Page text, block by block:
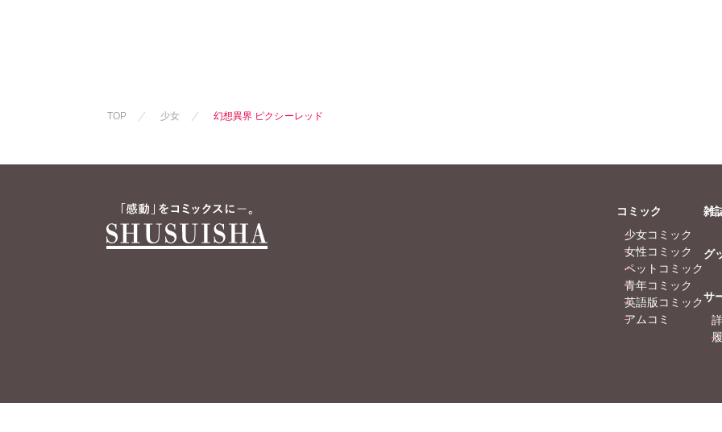
TOP 少女 幻想異界 ピクシーレッド
コミック
少女コミック
女性コミック
ペットコミック
青年コミック
英語版コミック
アムコミ
雑
グ
サ